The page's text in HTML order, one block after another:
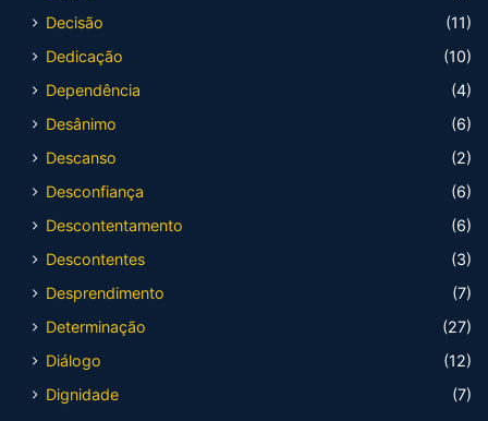
Decisão
(11)
Dedicação
(10)
Dependência
(4)
Desânimo
(6)
Descanso
(2)
Desconfiança
(6)
Descontentamento
(6)
Descontentes
(3)
Desprendimento
(7)
Determinação
(27)
Diálogo
(12)
Dignidade
(7)